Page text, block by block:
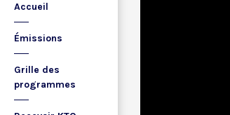
Accueil
Émissions
Grille des
programmes